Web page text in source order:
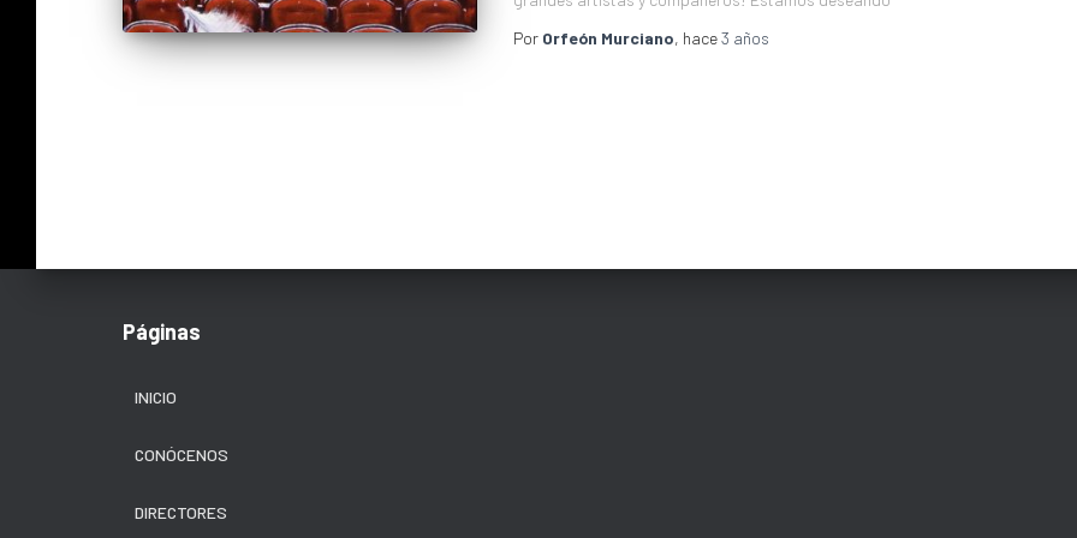
Por Orfeón Murciano, hace3 años
Páginas
INICIO
CONÓCENOS
DIRECTORES